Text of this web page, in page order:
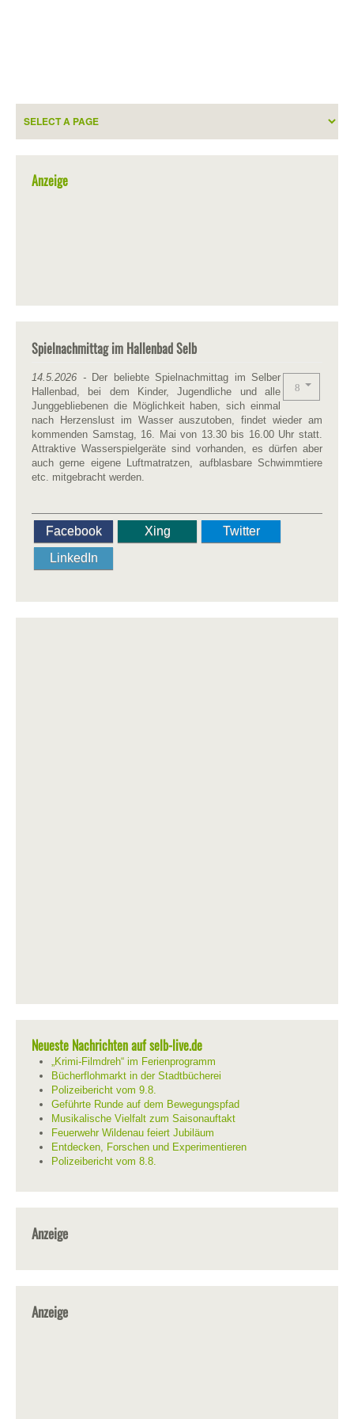
Anzeige
Spielnachmittag im Hallenbad Selb
14.5.2026 -Der beliebte Spielnachmittag im Selber
Hallenbad, bei dem Kinder, Jugendliche und alle
Junggebliebenen die Möglichkeit haben, sich einmal
nach Herzenslust im Wasser auszutoben, findet wieder am
kommenden Samstag, 16. Mai von 13.30 bis 16.00 Uhr statt.
Attraktive Wasserspielgeräte sind vorhanden, es dürfen aber
auch gerne eigene Luftmatratzen, aufblasbare Schwimmtiere
etc. mitgebracht werden.
Facebook Xing
Twitter
LinkedIn
Neueste Nachrichten auf selb-live.de
„Krimi-Filmdreh“ im Ferienprogramm
Bücherflohmarkt in der Stadtbücherei
Polizeibericht vom 9.8.
Geführte Runde auf dem Bewegungspfad
Musikalische Vielfalt zum Saisonauftakt
Feuerwehr Wildenau feiert Jubiläum
Entdecken, Forschen und Experimentieren
Polizeibericht vom 8.8.
Anzeige
Anzeige